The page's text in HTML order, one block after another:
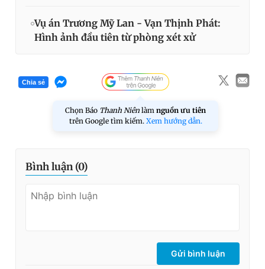
Vụ án Trương Mỹ Lan - Vạn Thịnh Phát:
Hình ảnh đầu tiên từ phòng xét xử
Chia sẻ
Chọn Báo Thanh Niên làm nguồn ưu tiên
trên Google tìm kiếm. Xem hướng dẫn.
Bình luận (0)
Gửi bình luận